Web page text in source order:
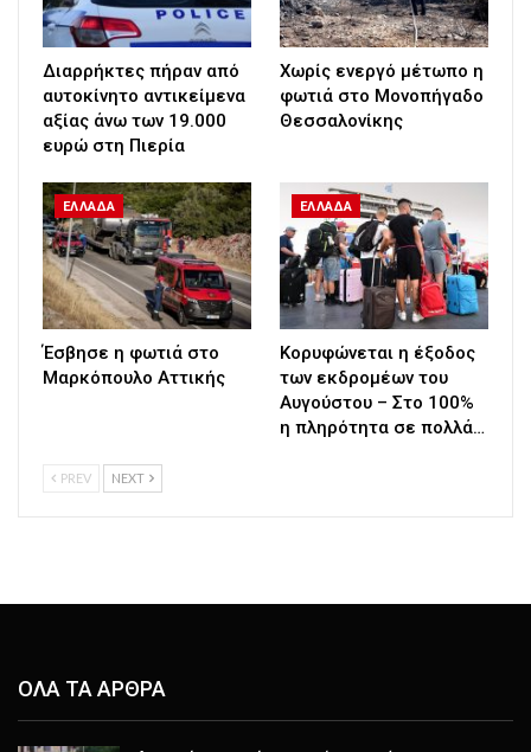
Διαρρήκτες πήραν από
αυτοκίνητο αντικείμενα
αξίας άνω των 19.000
ευρώ στη Πιερία
Χωρίς ενεργό μέτωπο η
φωτιά στο Μονοπήγαδο
Θεσσαλονίκης
ΕΛΛΑΔΑ
Έσβησε η φωτιά στο
Μαρκόπουλο Αττικής
ΕΛΛΑΔΑ
Κορυφώνεται η έξοδος
των εκδρομέων του
Αυγούστου – Στο 100%
η πληρότητα σε πολλά…
PREV NEXT
ΟΛΑ ΤΑ ΑΡΘΡΑ